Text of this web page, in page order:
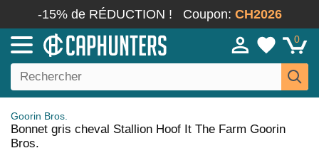
-15% de RÉDUCTION ! Coupon: CH2026
0
Goorin Bros.
Bonnet gris cheval Stallion Hoof It The Farm Goorin
Bros.